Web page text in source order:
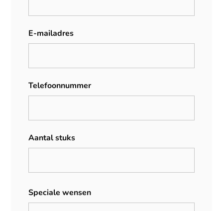
E-mailadres
Telefoonnummer
Aantal stuks
Speciale wensen